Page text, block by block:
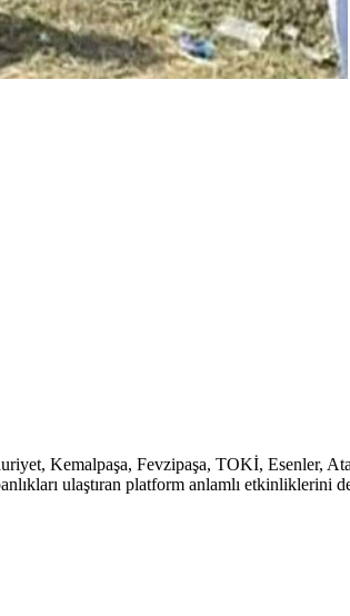
Kemalpaşa, Fevzipaşa, TOKİ, Esenler,
ulaştıran platform anlamlı